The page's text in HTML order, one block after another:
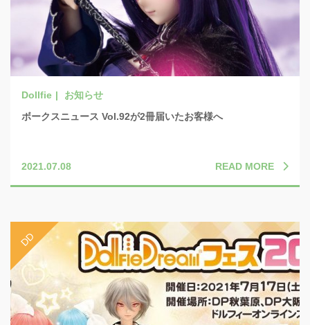
お知らせ
ボークスニュース Vol.92が2冊届いたお客様へ
2021.07.08 READ MORE